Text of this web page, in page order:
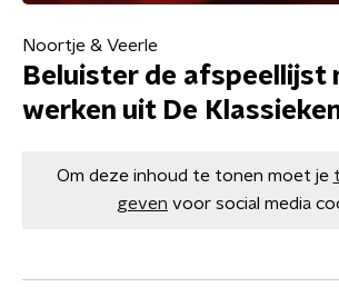
Noortje & Veerle
Beluister de afspeellijst
werken uit De
Om deze inhoud te tonen moet je
geven voor social media